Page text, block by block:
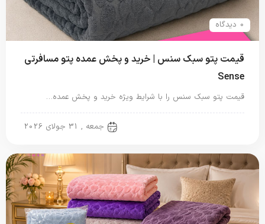
0 دیدگاه
قیمت پتو سبک سنس | خرید و پخش عمده پتو مسافرتی
Sense
قیمت پتو سبک سنس را با شرایط ویژه خرید و پخش عمده…
جمعه , 31 جولای 2026